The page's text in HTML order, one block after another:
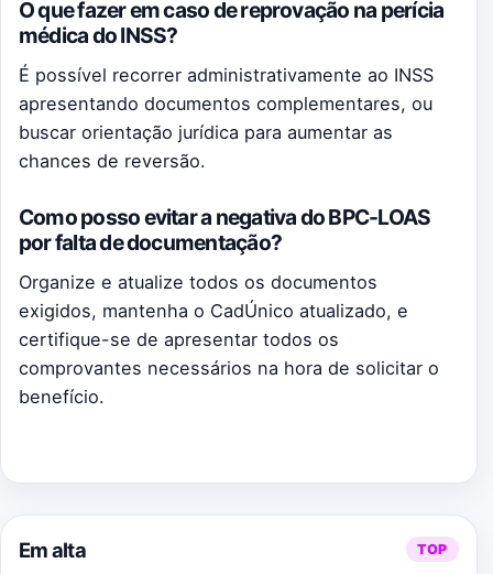
O que fazer em caso de reprovação na perícia
médica do INSS?
É possível recorrer administrativamente ao INSS
apresentando documentos complementares, ou
buscar orientação jurídica para aumentar as
chances de reversão.
Como posso evitar a negativa do BPC-LOAS
por falta de documentação?
Organize e atualize todos os documentos
exigidos, mantenha o CadÚnico atualizado, e
certifique-se de apresentar todos os
comprovantes necessários na hora de solicitar o
benefício.
Em alta TOP